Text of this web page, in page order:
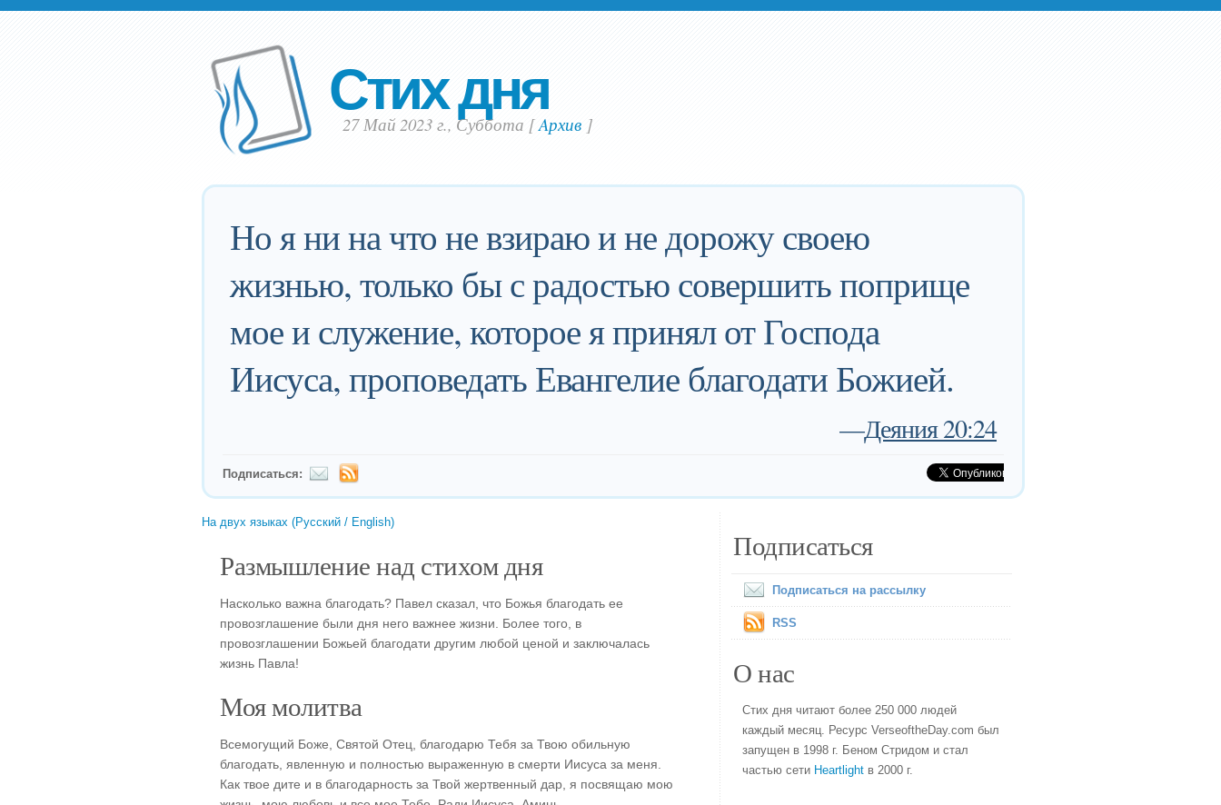
Стих дня
27 Май 2023 г., Суббота [Aрхив]
Но я ни на что не взираю и не дорожу своею
жизнью, только бы с радостью совершить поприще
мое и служение, которое я принял от Господа
Иисуса, проповедать Евангелие благодати Божией.
—Деяния 20:24
Подписаться:
На двух языках (Русский / English)
Размышление над стихом дня
Насколько важна благодать? Павел сказал, что Божья благодать ее
провозглашение были дня него важнее жизни. Более того, в
провозглашении Божьей благодати другим любой ценой и заключалась
жизнь Павла!
Моя молитва
Всемогущий Боже, Святой Отец, благодарю Тебя за Твою обильную
благодать, явленную и полностью выраженную в смерти Иисуса за меня.
Как твое дите и в благодарность за Твой жертвенный дар, я посвящаю мою
Подписаться
Подписаться на рассылку
RSS
О нас
Стих дня читают более 250 000 людей
каждый месяц. Ресурс VerseoftheDay.com был
запущен в 1998 г. Беном Стридом и стал
частью сети Heartlight в 2000 г.